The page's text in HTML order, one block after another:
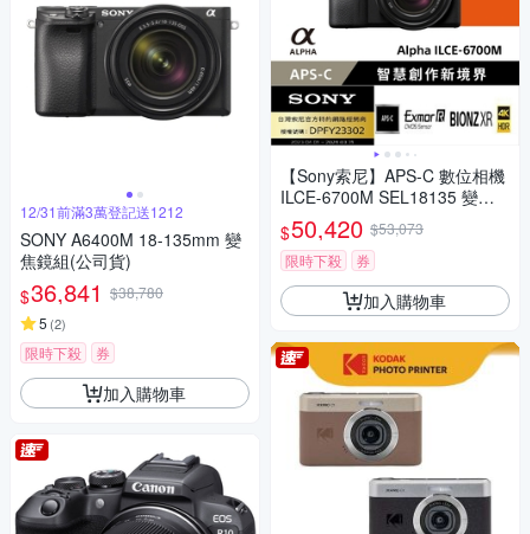
12/31前滿3萬登記送1212
SONY A6400M 18-135mm 變
焦鏡組(公司貨)
$36,841 $38,780
5 (2)
限時下殺 券
加入購物車
【Sony索尼】APS-C 數位相機
ILCE-6700M SEL18135 變焦
鏡組 (公司貨 保固18+6個月)
$50,420 $53,073
限時下殺
券
加入購物車